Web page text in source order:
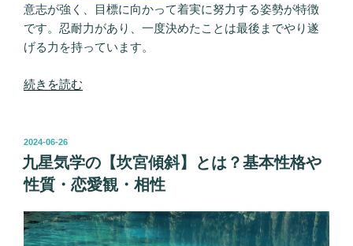
意志が強く、目標に向かって着実に努力する姿勢が特徴
です。忍耐力があり、一度決めたことは最後までやり遂
げる力を持っています。
“九
学
の
【艮
宮
傾
斜】
続きを読む
投
稿
日:
2024-06-26
九星気学の【坎宮傾斜】とは？基本性格や
性質・恋愛観・相性